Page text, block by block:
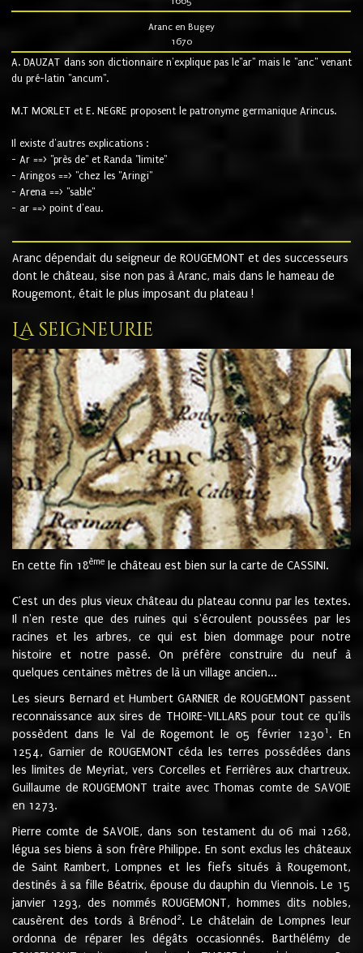
Aranc en Bugey
1670
A. DAUZAT dans son dictionnaire n'explique pas le"ar" mais le "anc" venant
du pré-latin "ancum".
M.T MORLET et E. NEGRE proposent le patronyme germanique Arincus.
Il existe d'autres explications :
- Ar ==> "près de" et Randa "limite"
- Aringos ==> "chez les "Aringi"
- Arena ==> "sable"
- ar ==> point d'eau.
Aranc dépendait du seigneur de ROUGEMONT et des successeurs
dont le château, sise non pas à Aranc, mais dans le hameau de
Rougemont, était le plus imposant du plateau !
La seigneurie
En cette fin 18ème le château est bien sur la carte de CASSINI.
C'est un des plus vieux château du plateau connu par les textes.
Il n'en reste que des ruines qui s'écroulent poussées par les
racines et les arbres, ce qui est bien dommage pour notre
histoire et notre passé. On préfère construire du neuf à
quelques centaines mètres de là un village ancien...
Les sieurs Bernard et Humbert GARNIER de ROUGEMONT passent
reconnaissance aux sires de THOIRE-VILLARS pour tout ce qu'ils
possèdent dans le Val de Rogemont le 05 février 12301 . En
1254, Garnier de ROUGEMONT céda les terres possédées dans
les limites de Meyriat, vers Corcelles et Ferrières aux chartreux.
Guillaume de ROUGEMONT traite avec Thomas comte de SAVOIE
en 1273.
Pierre comte de SAVOIE, dans son testament du 06 mai 1268,
légua ses biens à son frère Philippe. En sont exclus les châteaux
de Saint Rambert, Lompnes et les fiefs situés à Rougemont,
destinés à sa fille Béatrix, épouse du dauphin du Viennois. Le 15
janvier 1293, des nommés ROUGEMONT, hommes dits nobles,
causèrent des tords à Brénod 2. Le châtelain de Lompnes leur
ordonna de réparer les dégâts occasionnés. Barthélémy de